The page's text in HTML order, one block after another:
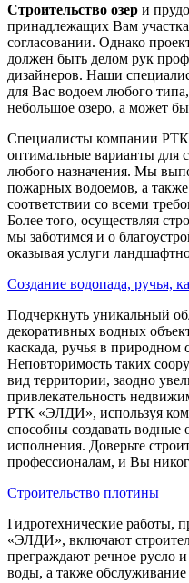
Строительство озер и
принадлежащих Вам
согласовании. Однако
должен быть делом рук
дизайнеров. Наши
для Вас водоем любого
небольшое озеро, а может
Специалисты компании
оптимальные варианты для
любого назначения. Мы
пожарных водоемов, а
соответствии со всеми
Более того, осуществляя
мы заботимся и о
оказывая услуги
Создание водопада, ручья,
Подчеркнуть уникальный
декоративных водных
каскада, ручья в
Неповторимость таких
вид территории, заодно
привлекательность
РТК «ЭЛДИ», используя
способны создавать
исполнения. Доверьте
профессионалам, и Вы
Строительство плотины
Гидротехнические работы,
«ЭЛДИ», включают
преграждают речное русло
воды, а также